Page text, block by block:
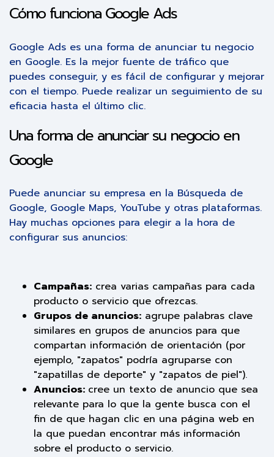
Cómo funciona Google Ads
Google Ads es una forma de anunciar tu negocio
en Google. Es la mejor fuente de tráfico que
puedes conseguir, y es fácil de configurar y mejorar
con el tiempo. Puede realizar un seguimiento de su
eficacia hasta el último clic.
Una forma de anunciar su negocio en
Google
Puede anunciar su empresa en la Búsqueda de
Google, Google Maps, YouTube y otras plataformas.
Hay muchas opciones para elegir a la hora de
configurar sus anuncios:
Campañas: crea varias campañas para cada
producto o servicio que ofrezcas.
Grupos de anuncios: agrupe palabras clave
similares en grupos de anuncios para que
compartan información de orientación (por
ejemplo, "zapatos" podría agruparse con
"zapatillas de deporte" y "zapatos de piel").
Anuncios: cree un texto de anuncio que sea
relevante para lo que la gente busca con el
fin de que hagan clic en una página web en
la que puedan encontrar más información
sobre el producto o servicio.